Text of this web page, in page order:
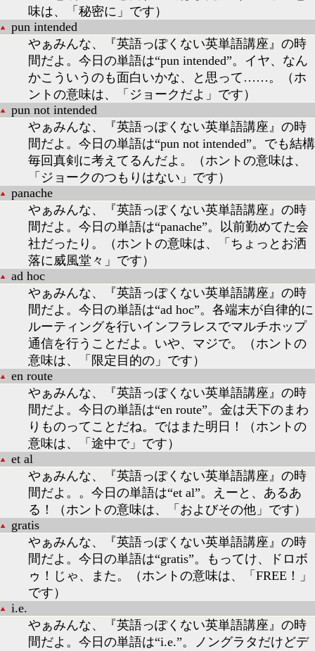
味は、「秘密に」です）
pun intended
やぁみんな、『英語っぽくない英単語講座』の時
間だよ。今日の単語は“pun intended”。イヤ、なん
かこういうのも面白いかな、と思って……。（ホ
ントの意味は、「ジョークだよ」です）
pun not intended
やぁみんな、『英語っぽくない英単語講座』の時
間だよ。今日の単語は“pun not intended”。でも結構
毎回真剣に考えてるんだよ。（ホントの意味は、
「ジョークのつもりはない」です）
panache
やぁみんな、『英語っぽくない英単語講座』の時
間だよ。今日の単語は“panache”。以前勤めてた会
社だったり。（ホントの意味は、「ちょっとお洒
落に威風堂々」です）
ad hoc
やぁみんな、『英語っぽくない英単語講座』の時
間だよ。今日の単語は“ad hoc”。各端末が自律的に
ルーティングを行いインフラレスでマルチホップ
通信を行うことだよ。いや、マジで。（ホントの
意味は、「限定目的の」です）
en route
やぁみんな、『英語っぽくない英単語講座』の時
間だよ。今日の単語は“en route”。金は天下のまわ
りものってことだね。ではまた明日！（ホントの
意味は、「途中で」です）
et al
やぁみんな、『英語っぽくない英単語講座』の時
間だよ。。今日の単語は“et al”。えーと、あるあ
る！（ホントの意味は、「およびその他」です）
gratis
やぁみんな、『英語っぽくない英単語講座』の時
間だよ。今日の単語は“gratis”。もってけ、ドロボ
ゥ！じゃ、また。（ホントの意味は、「FREE！」
です）
i.e.
やぁみんな、『英語っぽくない英単語講座』の時
間だよ。今日の単語は“i.e.”。ノングラタだけどデ